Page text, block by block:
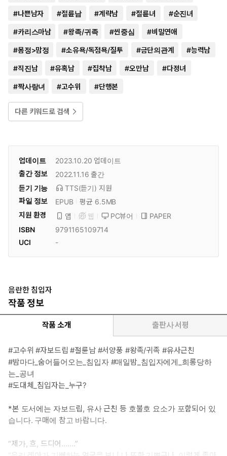
#나쁜남자 #절륜남 #계략남 #절륜녀 #순진녀
#카리스마남 #왕족/귀족 #씬중심 #비밀연애
#몸정>맘정 #소유욕/독점욕/질투 #금단의관계 #능력남
#직진남 #유혹남 #집착남 #오만남 #다정녀
#짝사랑녀 #고수위 #단행본
다른 키워드로 검색
업데이트 2023.10.20 업데이트
출간 정보
2022.11.16 출간
듣기 기능
TTS(듣기) 지원
파일 정보
EPUB
평균 6.5MB
지원 환경
앱 웹 PC뷰어
PAPER
ISBN
9791165109714
UCI
-
음란한 침입자
작품 정보
작품 소개 출판사 서평
#고수위 #자보드립 #절륜남 #서양풍 #왕족/귀족 #유사근친
#밤마다_숨어들어오는_침입자 #매일밤_침입자에게_희롱당하
는_공녀
#도대체_침입자는_누구?
*본 도서에는 자보드립, 유사 근친 등 호불호 요소가 포함되어 있
습니다. 구매에 참고 바랍니다.
“제가, 흐, 드디어…….”